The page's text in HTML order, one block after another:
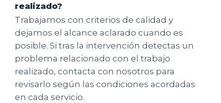
realizado?
Trabajamos con criterios de calidad y
dejamos el alcance aclarado cuando es
posible. Si tras la intervención detectas un
problema relacionado con el trabajo
realizado, contacta con nosotros para
revisarlo según las condiciones acordadas
en cada servicio.